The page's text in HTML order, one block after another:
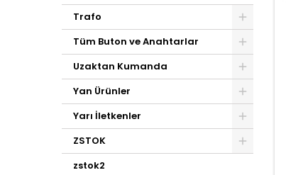
Trafo
Tüm Buton ve Anahtarlar
Uzaktan Kumanda
Yan Ürünler
Yarı İletkenler
ZSTOK
zstok2